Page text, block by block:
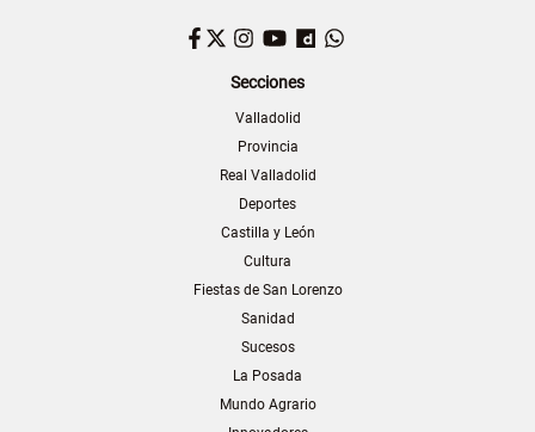
Facebook
TwitterInstagram
YouTubeDailymotion
Secciones
Valladolid
Provincia
Real Valladolid
Deportes
Castilla y León
Cultura
Fiestas de San Lorenzo
Sanidad
Sucesos
La Posada
Mundo Agrario